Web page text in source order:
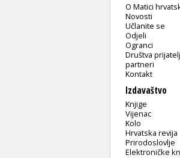
O Matici
Novosti
Učlanite se
Odjeli
Ogranci
Društva
partneri
Kontakt
Izdavaštvo
Knjige
Vijenac
Kolo
Hrvatska revija
Prirodoslovlje
Elektroničke